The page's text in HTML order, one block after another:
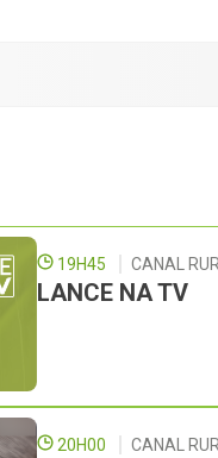
19H45 CANAL
LANCE NA TV
20H00 CANAL